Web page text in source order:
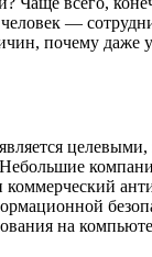
человек —
почему даже
на